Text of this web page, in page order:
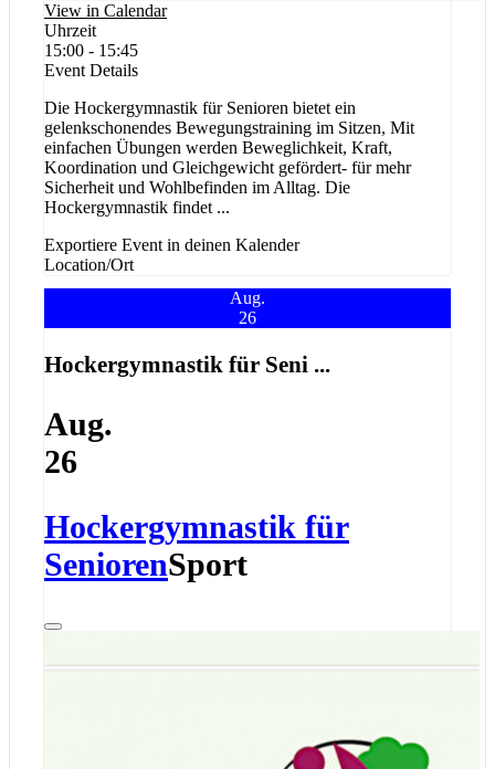
View in Calendar
Uhrzeit
15:00 - 15:45
Event Details
Die Hockergymnastik für Senioren bietet ein
gelenkschonendes Bewegungstraining im Sitzen, Mit
einfachen Übungen werden Beweglichkeit, Kraft,
Koordination und Gleichgewicht gefördert- für mehr
Sicherheit und Wohlbefinden im Alltag. Die
Hockergymnastik findet ...
Exportiere Event in deinen Kalender
Location/Ort
Aug.
26
Hockergymnastik für Seni ...
Aug.
26
Hockergymnastik für
SeniorenSport